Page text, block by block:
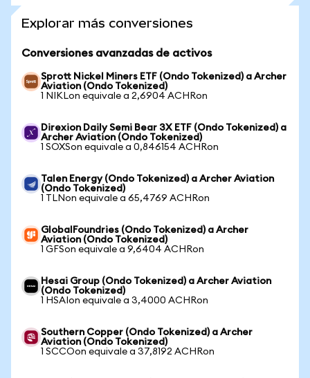
Explorar más conversiones
Conversiones avanzadas de activos
Sprott Nickel Miners ETF (Ondo Tokenized) a Archer
Aviation (Ondo Tokenized)
1 NIKLon equivale a 2,6904 ACHRon
Direxion Daily Semi Bear 3X ETF (Ondo Tokenized) a
Archer Aviation (Ondo Tokenized)
1 SOXSon equivale a 0,846154 ACHRon
Talen Energy (Ondo Tokenized) a Archer Aviation
(Ondo Tokenized)
1 TLNon equivale a 65,4769 ACHRon
GlobalFoundries (Ondo Tokenized) a Archer
Aviation (Ondo Tokenized)
1 GFSon equivale a 9,6404 ACHRon
Hesai Group (Ondo Tokenized) a Archer Aviation
(Ondo Tokenized)
1 HSAIon equivale a 3,4000 ACHRon
Southern Copper (Ondo Tokenized) a Archer
Aviation (Ondo Tokenized)
1 SCCOon equivale a 37,8192 ACHRon